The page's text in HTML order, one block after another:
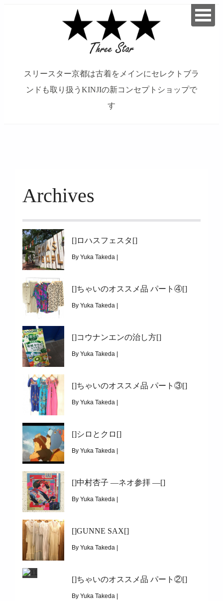
スリースター京都は古着をメインにセレクトブラ
ンドも取り扱うKINJIの新コンセプトショップで
す
Archives
[]ロハスフェスタ[]
By Yuka Takeda |
|9587
[]ロハスフェスタ[]
[]ちゃいのオススメ品 パート④[]
By Yuka Takeda |
|3897
[]ちゃいのオススメ品 パート④[]
[]コウナンエンの治し方[]
By Yuka Takeda |
|5958
[]コウナンエンの治し方[]
[]ちゃいのオススメ品 パート③[]
By Yuka Takeda |
|4901
[]ちゃいのオススメ品 パート③[]
[]シロとクロ[]
By Yuka Takeda |
|9181
[]シロとクロ[]
[]中村杏子 ―ネオ参拝 ―[]
By Yuka Takeda |
|5666
[]中村杏子 ―ネオ参拝 ―[]
[]GUNNE SAX[]
By Yuka Takeda |
|6214
[]ちゃいのオススメ品 パート②[]
By Yuka Takeda |